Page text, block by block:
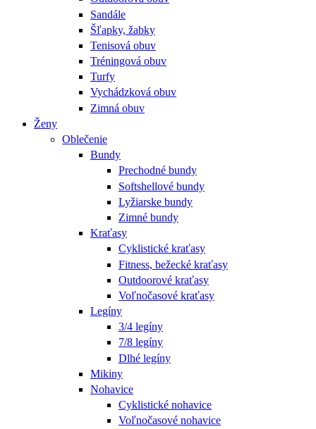
Sandále
Šľapky, žabky
Tenisová obuv
Tréningová obuv
Turfy
Vychádzková obuv
Zimná obuv
Ženy
Oblečenie
Bundy
Prechodné bundy
Softshellové bundy
Lyžiarske bundy
Zimné bundy
Kraťasy
Cyklistické kraťasy
Fitness, bežecké kraťasy
Outdoorové kraťasy
Voľnočasové kraťasy
Legíny
3/4 legíny
7/8 legíny
Dlhé legíny
Mikiny
Nohavice
Cyklistické nohavice
Voľnočasové nohavice